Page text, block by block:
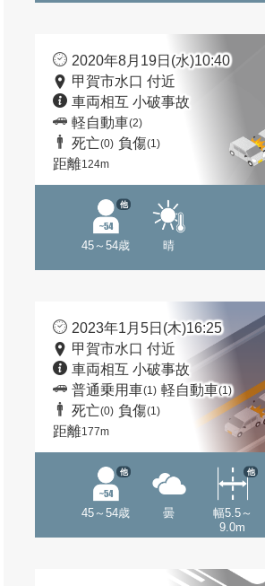
2020年8月19日(水)10:40
甲賀市水口 付近
車両相互 小破事故
軽自動車(2)
死亡(0) 負傷(1)
距離124m
45～54歳
他
晴
2023年1月5日(木)16:25
甲賀市水口 付近
車両相互 小破事故
普通乗用車(1) 軽自動車(1)
死亡(0) 負傷(1)
距離177m
45～54歳
他
曇
幅5.5～
9.0m
他